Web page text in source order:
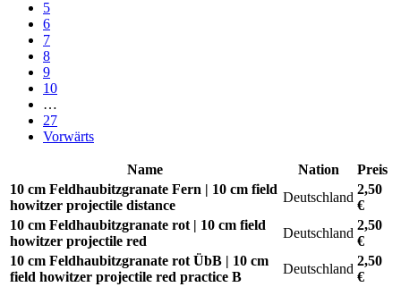
5
6
7
8
9
10
…
27
Vorwärts
Name Nation
Preis
10 cm Feldhaubitzgranate Fern | 10 cm field
howitzer projectile distance
Deutschland
2,50
€
10 cm Feldhaubitzgranate rot | 10 cm field
howitzer projectile red
Deutschland
2,50
€
10 cm Feldhaubitzgranate rot ÜbB | 10 cm
field howitzer projectile red practice B
Deutschland
2,50
€